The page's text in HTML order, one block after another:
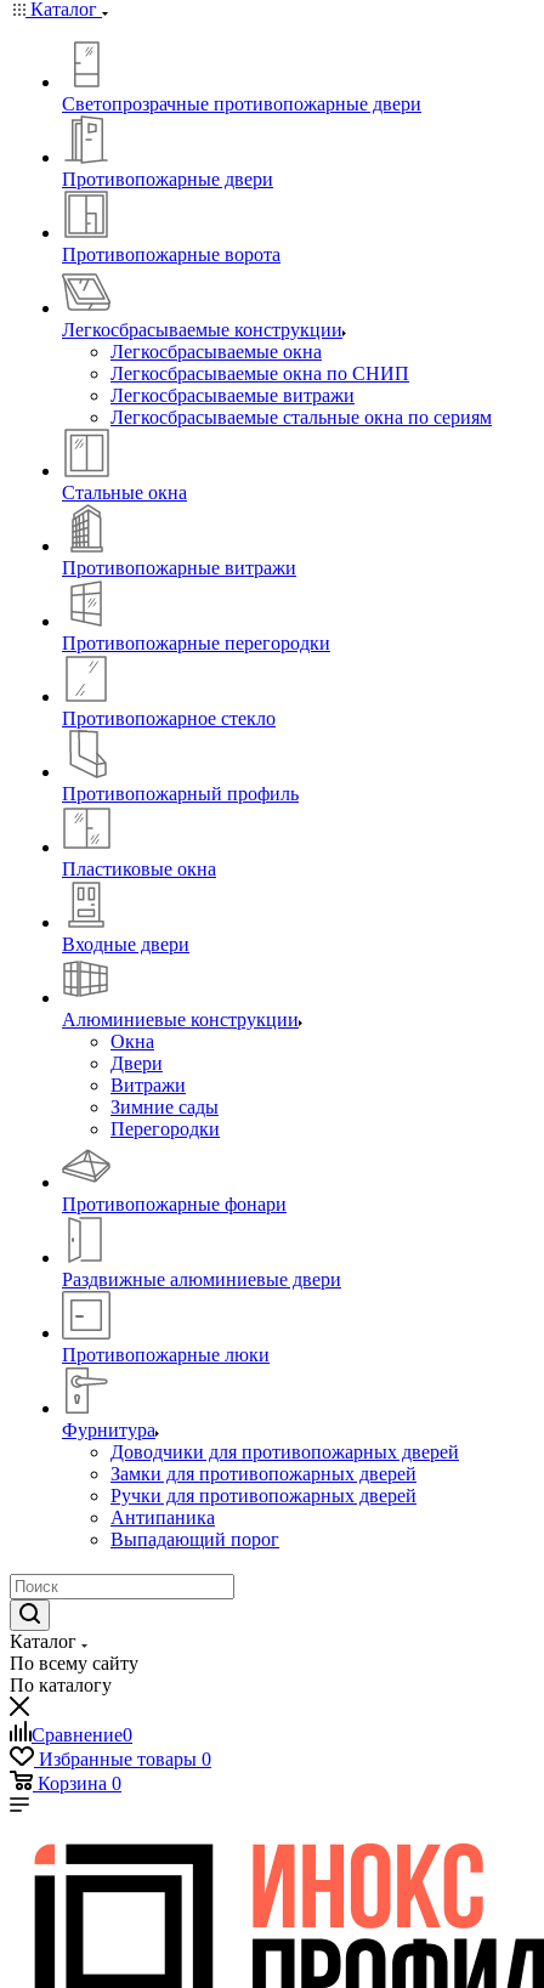
Каталог
Светопрозрачные противопожарные двери
Противопожарные двери
Противопожарные ворота
Легкосбрасываемые конструкции
Легкосбрасываемые окна
Легкосбрасываемые окна по СНИП
Легкосбрасываемые витражи
Легкосбрасываемые стальные окна по сериям
Стальные окна
Противопожарные витражи
Противопожарные перегородки
Противопожарное стекло
Противопожарный профиль
Пластиковые окна
Входные двери
Алюминиевые конструкции
Окна
Двери
Витражи
Зимние сады
Перегородки
Противопожарные фонари
Раздвижные алюминиевые двери
Противопожарные люки
Фурнитура
Доводчики для противопожарных дверей
Замки для противопожарных дверей
Ручки для противопожарных дверей
Антипаника
Выпадающий порог
Каталог
По всему сайту
По каталогу
Сравнение0
Избранные товары 0
Корзина 0